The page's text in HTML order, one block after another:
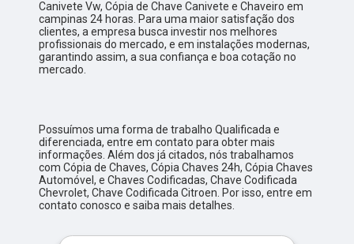
Canivete Vw, Cópia de Chave Canivete e Chaveiro em
campinas 24 horas. Para uma maior satisfação dos
clientes, a empresa busca investir nos melhores
profissionais do mercado, e em instalações modernas,
garantindo assim, a sua confiança e boa cotação no
mercado.
Possuímos uma forma de trabalho Qualificada e
diferenciada, entre em contato para obter mais
informações. Além dos já citados, nós trabalhamos
com Cópia de Chaves, Cópia Chaves 24h, Cópia Chaves
Automóvel, e Chaves Codificadas, Chave Codificada
Chevrolet, Chave Codificada Citroen. Por isso, entre em
contato conosco e saiba mais detalhes.